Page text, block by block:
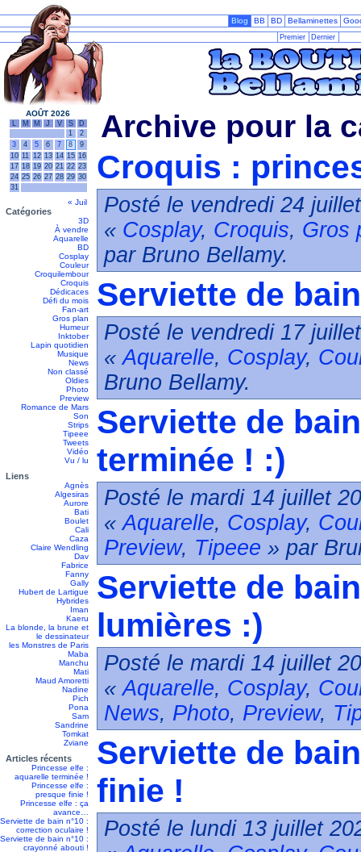
Blog BB BD Bellaminettes
Premier Dernier
AOÛT 2026
L M M J V S
D
1
2
3
4 5 6 7 8
9
10 11 12 13 14 15 16
17 18 19 20 21 22 23
24 25 26 27 28 29 30
31
« Juil
Catégories
3D
À vendre
Aquarelle
BD
Cosplay
Couleur
Croquilembour
Croquis
Dédicaces
Défi du mois
Fan-art
Gros plan
Humeur
Inktober
Lapin quotidien
Musique
News
Non classé
Oldies
Photo
Preview
Romance de Mars
Son
Strips
Tipeee
Tweets
Vidéo
Vu / lu
Liens
Agnès
Algesiras
Aurore
Bati
Boulet
Cali
Caza
Claire Wendling
Dav
Fabrice
Fanny
Gally
Hubert de Lartigue
Hybrides
Iman
Kaeru
La blonde, la brune et
le dessinateur
les Monstres de Paris
Maba
Manchu
Mati
Maud Amoretti
Nadine
Pich
Pona
Sam
Sandrine
Tomkat
Zviane
Articles récents
Princesse elfe :
aquarelle terminée !
Princesse elfe :
presque finie !
Princesse elfe : ça
avance…
Serviette de bain n°10 :
correction oculaire !
Serviette de bain n°10 :
crayonné abouti !
Archive pour la
Croquis :
Posté le vendredi 24
« Cosplay, Croquis, Gros
par Bruno Bellamy.
Serviette de
Posté le vendredi 17
«Aquarelle, Cosplay,
Bruno Bellamy.
Serviette de
terminée ! :)
Posté le mardi 14 juillet
«Aquarelle, Cosplay,
Preview, Tipeee » par
Serviette de
lumières :)
Posté le mardi 14 juillet
«Aquarelle, Cosplay,
News, Photo, Preview,
Serviette de
finie !
Posté le lundi 13 juillet